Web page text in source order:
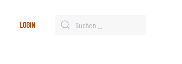
LOGIN